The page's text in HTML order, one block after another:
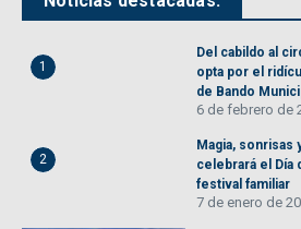
1
Del cabildo al
opta por el
de Bando
6 de febrero de
2
Magia, sonrisas
celebrará el Día
festival familiar
7 de enero de